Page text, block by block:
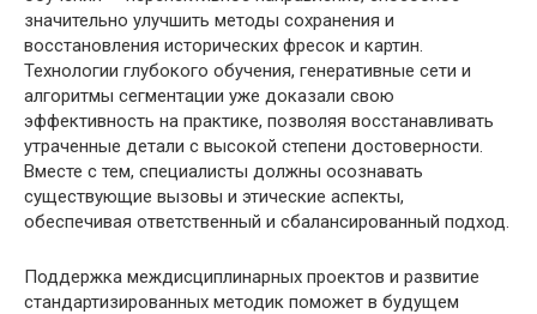
значительно улучшить методы сохранения и
восстановления исторических фресок и картин.
Технологии глубокого обучения, генеративные сети и
алгоритмы сегментации уже доказали свою
эффективность на практике, позволяя восстанавливать
утраченные детали с высокой степени достоверности.
Вместе с тем, специалисты должны осознавать
существующие вызовы и этические аспекты,
обеспечивая ответственный и сбалансированный подход.
Поддержка междисциплинарных проектов и развитие
стандартизированных методик поможет в будущем